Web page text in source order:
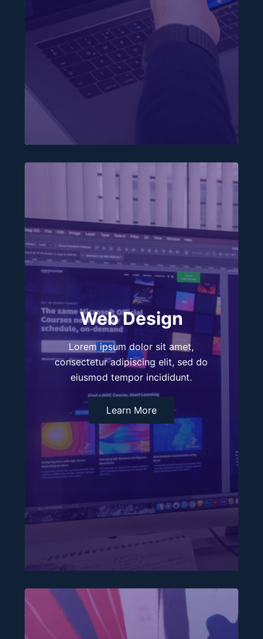
Web Design
Lorem ipsum dolor sit amet,
consectetur adipiscing elit, sed do
eiusmod tempor incididunt.
Learn More